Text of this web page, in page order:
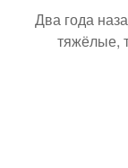
Два года
тяжёлые,